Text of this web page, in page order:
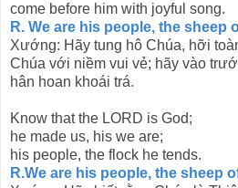
come before him with joyful song.
R. We are his people, the sheep
Xướng: Hãy tung hô Chúa, hỡi
Chúa với niềm vui vẻ; hãy vào
hân hoan khoái trá.
Know that the LORD is God;
he made us, his we are;
his people, the flock he tends.
R.We are his people, the sheep